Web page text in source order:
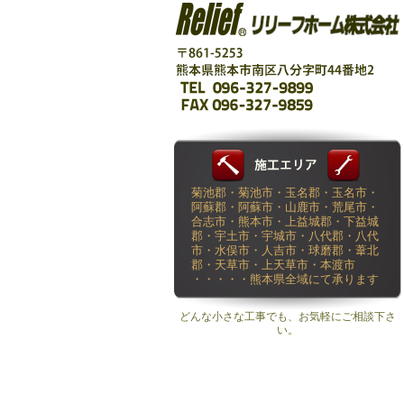
菊池郡・菊池市・玉名郡・玉名市・
阿蘇郡・阿蘇市・山鹿市・荒尾市・
合志市・熊本市・上益城郡・下益城
郡・宇土市・宇城市・八代郡・八代
市・水俣市・人吉市・球磨郡・葦北
郡・天草市・上天草市・本渡市
・・・・・熊本県全域にて承ります
どんな小さな工事でも、お気軽にご相談下さ
い。